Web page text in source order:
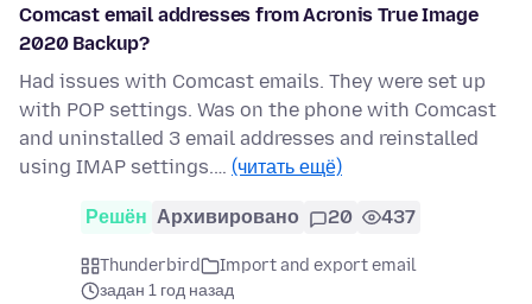
Comcast email addresses from Acronis True Image
2020 Backup?
Had issues with Comcast emails. They were set up
with POP settings. Was on the phone with Comcast
and uninstalled 3 email addresses and reinstalled
using IMAP settings.… (читать ещё)
Решён Архивировано 20 437
Thunderbird
Import and export email
задан 1 год назад